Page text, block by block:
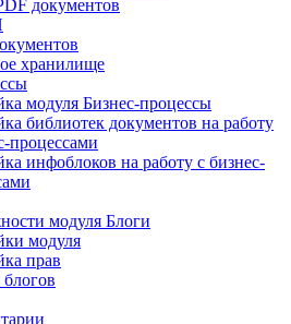
документов
хранилище
модуля Бизнес-процессы
библиотек документов на работу
процессами
инфоблоков на работу с бизнес-
модуля Блоги
модуля
прав